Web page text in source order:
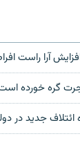
آرا راست
گره خورده
جدید در